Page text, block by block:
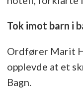
Tok imot barn i
Ordfører Marit
opplevde at et
Bagn.